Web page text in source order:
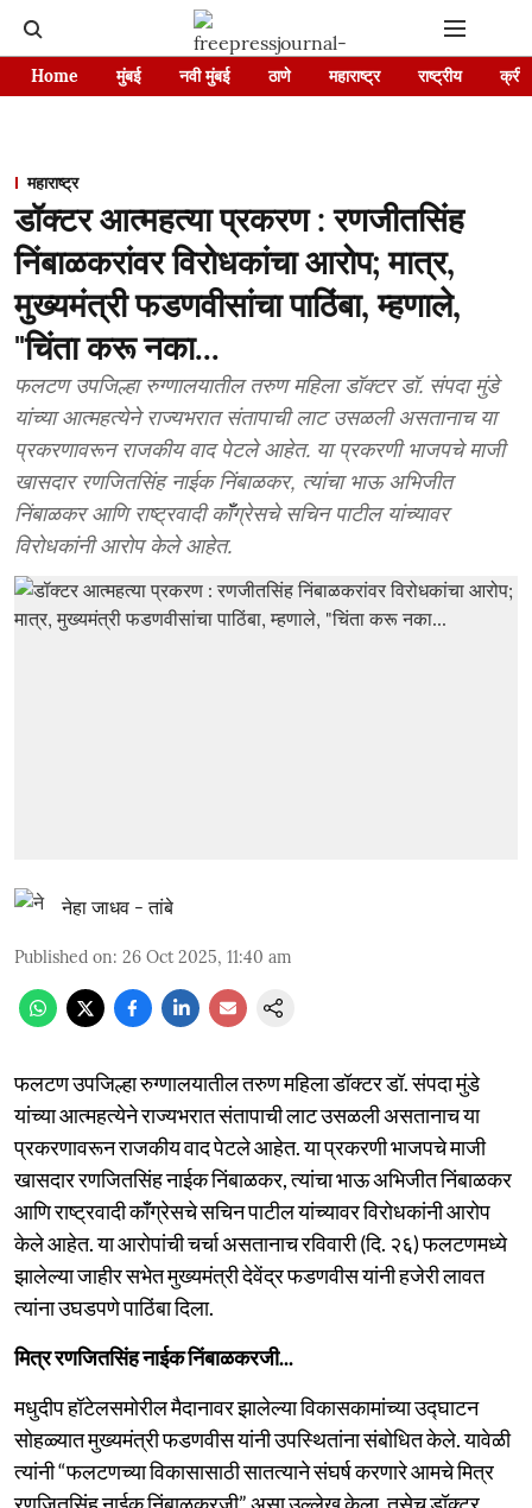
Home मुंबई नवी मुंबई ठाणे महाराष्ट्र राष्ट्रीय
महाराष्ट्र
डॉक्टर आत्महत्या प्रकरण : रणजीतसिंह
निंबाळकरांवर विरोधकांचा आरोप; मात्र,
मुख्यमंत्री फडणवीसांचा पाठिंबा, म्हणाले,
"चिंता करू नका...
फलटण उपजिल्हा रुग्णालयातील तरुण महिला डॉक्टर डॉ. संपदा मुंडे
यांच्या आत्महत्येने राज्यभरात संतापाची लाट उसळली असतानाच या
प्रकरणावरून राजकीय वाद पेटले आहेत. या प्रकरणी भाजपचे माजी
खासदार रणजितसिंह नाईक निंबाळकर, त्यांचा भाऊ अभिजीत
निंबाळकर आणि राष्ट्रवादी कॉँग्रेसचे सचिन पाटील यांच्यावर
विरोधकांनी आरोप केले आहेत.
नेहा जाधव - तांबे
Published on: 26 Oct 2025, 11:40 am
फलटण उपजिल्हा रुग्णालयातील तरुण महिला डॉक्टर डॉ. संपदा मुंडे
यांच्या आत्महत्येने राज्यभरात संतापाची लाट उसळली असतानाच या
प्रकरणावरून राजकीय वाद पेटले आहेत. या प्रकरणी भाजपचे माजी
खासदार रणजितसिंह नाईक निंबाळकर, त्यांचा भाऊ अभिजीत निंबाळकर
आणि राष्ट्रवादी कॉँग्रेसचे सचिन पाटील यांच्यावर विरोधकांनी आरोप
केले आहेत. या आरोपांची चर्चा असतानाच रविवारी (दि. २६) फलटणमध्ये
झालेल्या जाहीर सभेत मुख्यमंत्री देवेंद्र फडणवीस यांनी हजेरी लावत
त्यांना उघडपणे पाठिंबा दिला.
मित्र रणजितसिंह नाईक निंबाळकरजी...
मधुदीप हॉटेलसमोरील मैदानावर झालेल्या विकासकामांच्या उद्घाटन
सोहळ्यात मुख्यमंत्री फडणवीस यांनी उपस्थितांना संबोधित केले. यावेळी
त्यांनी “फलटणच्या विकासासाठी सातत्याने संघर्ष करणारे आमचे मित्र
रणजितसिंह नाईक निंबाळकरजी” असा उल्लेख केला. तसेच डॉक्टर